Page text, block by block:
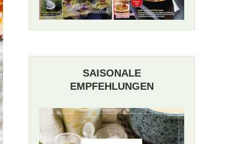
SAISONALE
EMPFEHLUNGEN